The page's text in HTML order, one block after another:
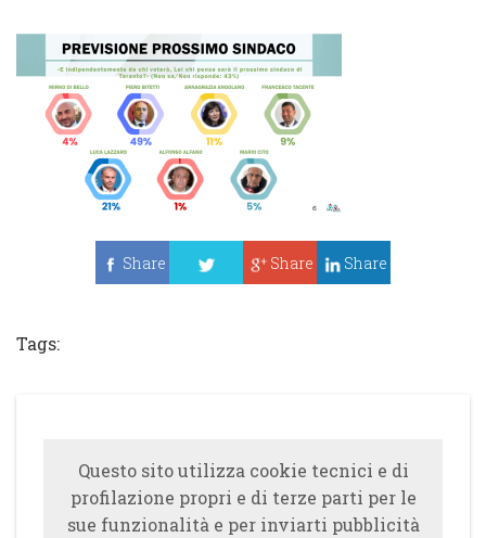
Share
Share Share
Tags:
Questo sito utilizza cookie tecnici e di
profilazione propri e di terze parti per le
sue funzionalità e per inviarti pubblicità